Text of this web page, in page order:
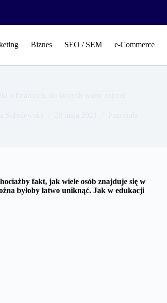
Biznes SEO / SEM e-Commerce
fakt, jak wiele osób znajduje się w
byłoby łatwo uniknąć. Jak w edukacji